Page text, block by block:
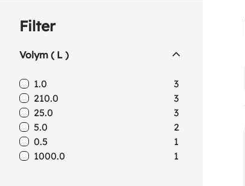
Filter
Volym ( L )
1.0
3
210.0
3
25.0
3
5.0
2
0.5
1
1000.0
1